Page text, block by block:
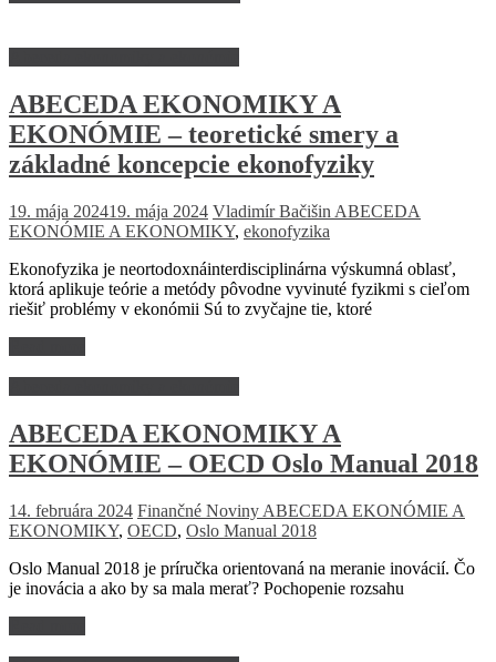
ABECEDA EKONOMIKY A
EKONÓMIE – teoretické smery a
základné koncepcie ekonofyziky
19. mája 202419. mája 2024 Vladimír Bačišin ABECEDA
EKONÓMIE A EKONOMIKY, ekonofyzika
Ekonofyzika je neortodoxnáinterdisciplinárna výskumná oblasť,
ktorá aplikuje teórie a metódy pôvodne vyvinuté fyzikmi s cieľom
riešiť problémy v ekonómii Sú to zvyčajne tie, ktoré
ABECEDA EKONOMIKY A
EKONÓMIE – OECD Oslo Manual 2018
14. februára 2024 Finančné Noviny ABECEDA EKONÓMIE A
EKONOMIKY, OECD, Oslo Manual 2018
Oslo Manual 2018 je príručka orientovaná na meranie inovácií. Čo
je inovácia a ako by sa mala merať? Pochopenie rozsahu